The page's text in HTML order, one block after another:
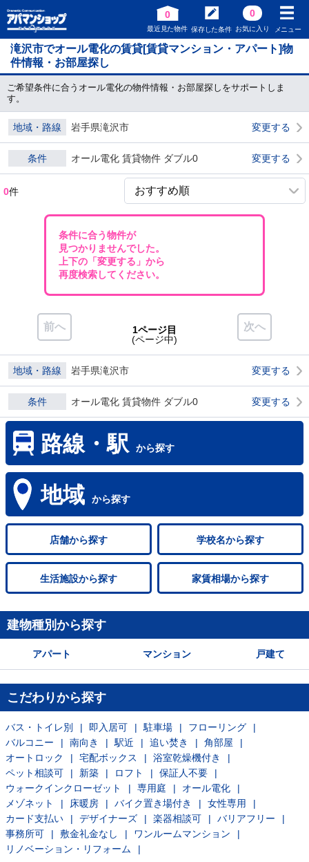
0
最近見た物件 保存した条件
0
お気に入り メニュー
滝沢市でオール電化の賃貸[賃貸マンション・アパート]物
件情報・お部屋探し
ご希望条件に合うオール電化の物件情報・お部屋探しをサポートしま
す。
地域・路線 岩手県滝沢市 変更する
条件 オール電化 賃貸物件 ダブル0 変更する
0件
条件に合う物件が
見つかりませんでした。
上下の「変更する」から
再度検索してください。
前へ 次へ
1ページ目
(ページ中)
地域・路線 岩手県滝沢市 変更する
条件 オール電化 賃貸物件 ダブル0 変更する
路線・駅 から探す
地域 から探す
店舗から探す 学校名から探す
生活施設から探す 家賃相場から探す
建物種別から探す
アパート マンション 戸建て
こだわりから探す
バス・トイレ別 即入居可 駐車場
フローリング
バルコニー
南向き 駅近 追い焚き
角部屋
オートロック
宅配ボックス
浴室乾燥機付き
ペット相談可
新築 ロフト
保証人不要
ウォークインクローゼット
専用庭
オール電化
メゾネット
床暖房 バイク置き場付き
女性専用
カード支払い
デザイナーズ 楽器相談可
バリアフリー
事務所可
敷金礼金なし
ワンルームマンション
リノベーション・リフォーム